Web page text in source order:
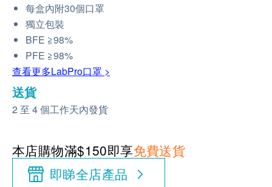
每盒內附30個口罩
獨立包裝
BFE ≧98%
PFE ≧98%
查看更多LabPro口罩 >
送貨
2 至 4 個工作天內發貨
本店購物滿$150即享免費送貨
即睇全店產品